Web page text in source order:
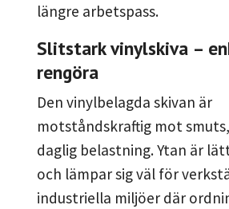
längre arbetspass.
Slitstark vinylskiva –
rengöra
Den vinylbelagda skivan är
motståndskraftig mot
daglig belastning. Ytan är
och lämpar sig väl för
industriella miljöer där